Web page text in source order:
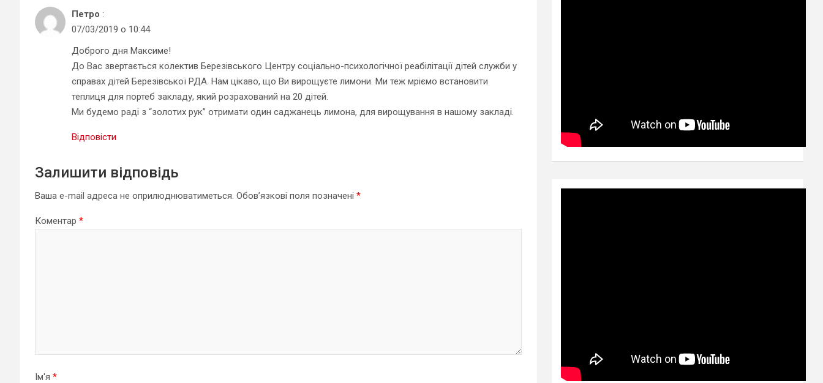
Петро :
07/03/2019 о 10:44
Доброго дня Максиме!
До Вас звертається колектив Березівського Центру соціально-психологічної реабілітації дітей служби у
справах дітей Березівської РДА. Нам цікаво, що Ви вирощуєте лимони. Ми теж мріємо встановити
теплиця для портеб закладу, який розрахований на 20 дітей.
Ми будемо раді з “золотих рук” отримати один саджанець лимона, для вирощування в нашому закладі.
Відповісти
Залишити відповідь
Ваша e-mail адреса не оприлюднюватиметься. Обов’язкові поля позначені *
Коментар *
Ім'я *